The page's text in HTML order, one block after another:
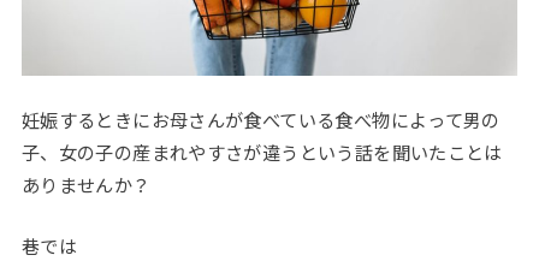
妊娠するときにお母さんが食べている食べ物によって男の
子、女の子の産まれやすさが違うという話を聞いたことは
ありませんか？
巷では